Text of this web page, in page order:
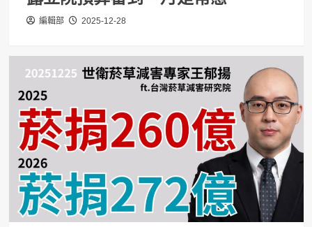
編輯部 2025-12-28